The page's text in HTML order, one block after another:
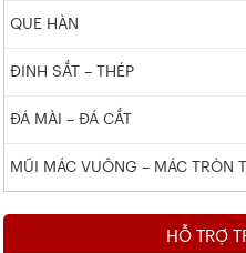
QUE HÀN
ĐINH SẮT – THÉP
ĐÁ MÀI – ĐÁ CẮT
MŨI MÁC VUÔNG – MÁC TRÒN
HỖ TRỢ